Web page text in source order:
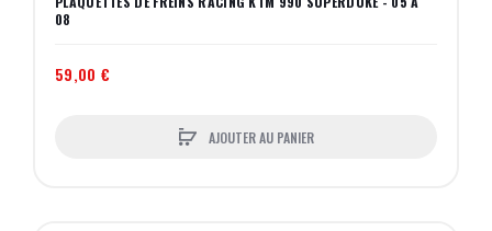
08
59,00 €
AJOUTER AU PANIER